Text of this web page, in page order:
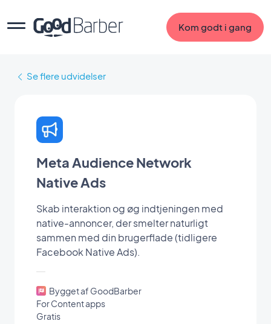
Kom godt i gang
Se flere udvidelser
Meta Audience Network
Native Ads
Skab interaktion og øg indtjeningen med
native-annoncer, der smelter naturligt
sammen med din brugerflade (tidligere
Facebook Native Ads).
Bygget af GoodBarber
For Content apps
Gratis